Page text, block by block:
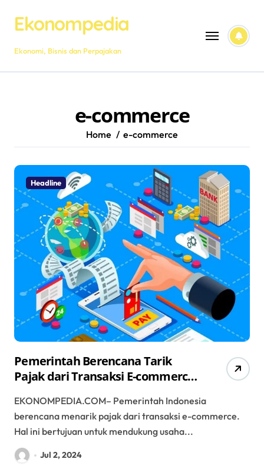
contentEkonompedia
Ekonomi, Bisnis dan Perpajakan
e-commerce
Home e-commerce
Headline
Pemerintah Berencana Tarik
Pajak dari Transaksi E-commerce:
Tingkatkan Penerimaan Negara
EKONOMPEDIA.COM– Pemerintah Indonesia
berencana menarik pajak dari transaksi e-commerce.
Hal ini bertujuan untuk mendukung usaha...
Jul 2, 2024